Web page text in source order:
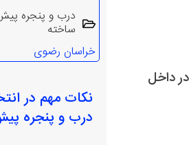
داخل
درب و پنجره
ساخته
خراسان رضوی
نکات مهم در
درب و پنجره